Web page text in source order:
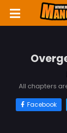
All chapters
Facebook